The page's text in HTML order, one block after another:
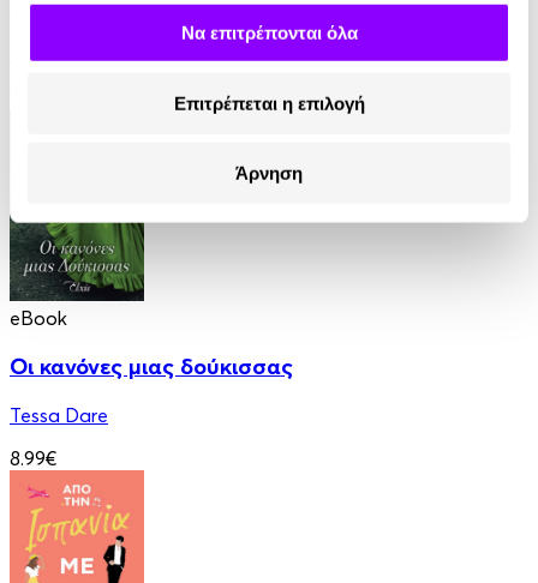
Να επιτρέπονται όλα
Επιτρέπεται η επιλογή
Άρνηση
Για την Καρδιά ενός Εργένη
Jeffries Sabrina
eBook
Οι κανόνες μιας δούκισσας
Tessa Dare
8.99€